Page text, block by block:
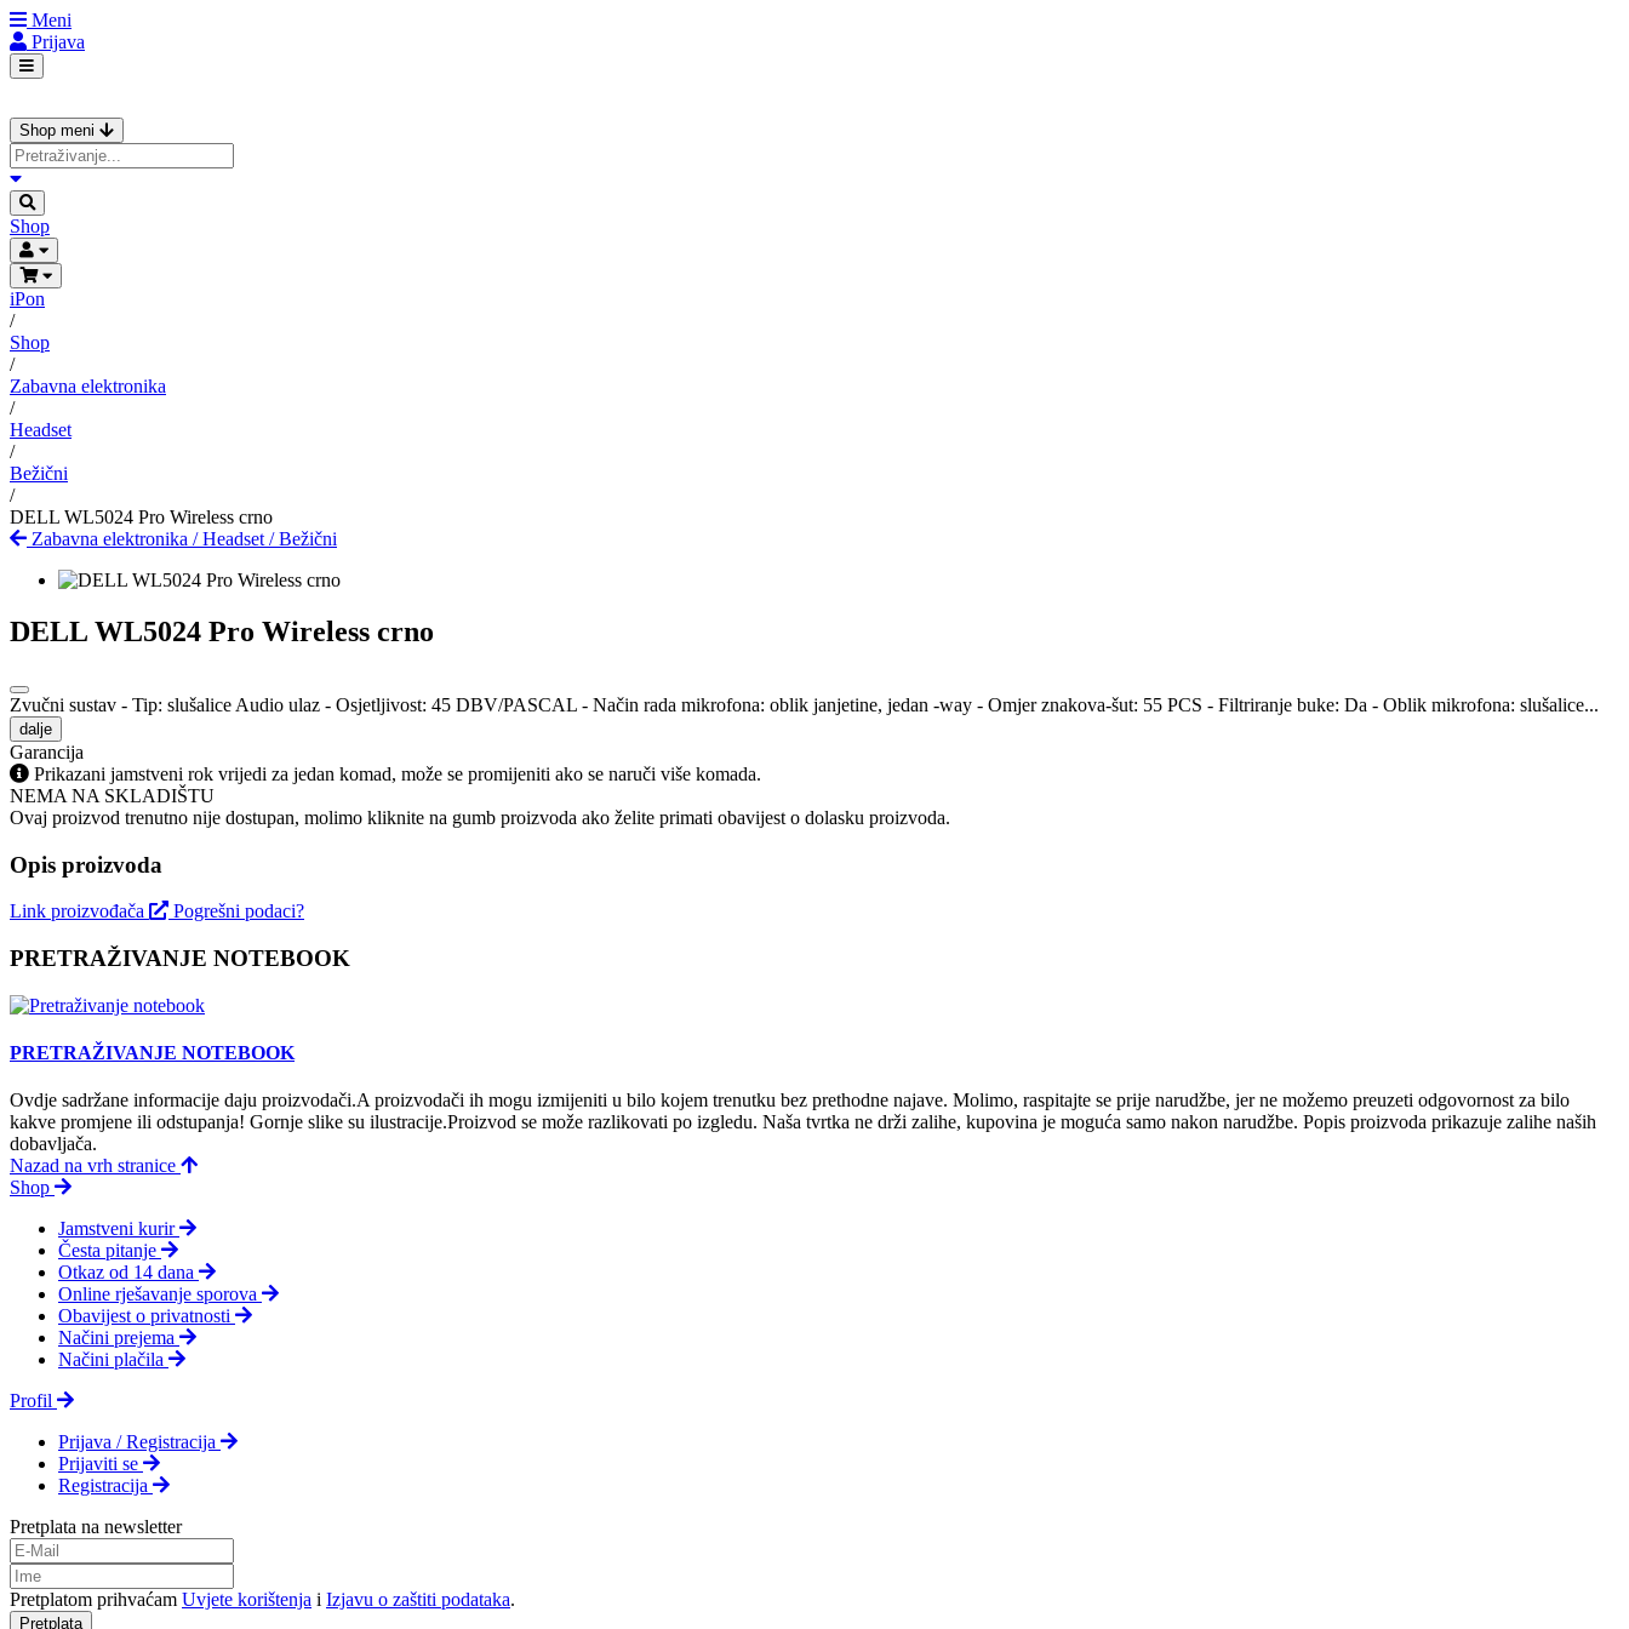
Meni
Prijava
Shop meni
Shop
iPon
/
Shop
/
Zabavna elektronika
/
Headset
/
Bežični
/
DELL WL5024 Pro Wireless crno
Zabavna elektronika /Headset /Bežični
DELL WL5024 Pro Wireless crno
Zvučni sustav - Tip: slušalice Audio ulaz - Osjetljivost: 45 DBV/PASCAL - Način rada mikrofona: oblik janjetine, jedan -way - Omjer znakova-šut: 55 PCS - Filtriranje buke: Da - Oblik mikrofona: slušalice...
dalje
Garancija
Prikazani jamstveni rok vrijedi za jedan komad, može se promijeniti ako se naruči više komada.
NEMA NA SKLADIŠTU
Ovaj proizvod trenutno nije dostupan, molimo kliknite na gumb proizvoda ako želite primati obavijest o dolasku proizvoda.
Opis proizvoda
Link proizvođača Pogrešni podaci?
PRETRAŽIVANJE NOTEBOOK
PRETRAŽIVANJE NOTEBOOK
Ovdje sadržane informacije daju proizvodači.A proizvodači ih mogu izmijeniti u bilo kojem trenutku bez prethodne najave. Molimo, raspitajte se prije narudžbe, jer ne možemo preuzeti odgovornost za bilo
kakve promjene ili odstupanja! Gornje slike su ilustracije.Proizvod se može razlikovati po izgledu. Naša tvrtka ne drži zalihe, kupovina je moguća samo nakon narudžbe. Popis proizvoda prikazuje zalihe naših
dobavljača.
Nazad na vrh stranice
Shop
Jamstveni kurir
Česta pitanje
Otkaz od 14 dana
Online rješavanje sporova
Obavijest o privatnosti
Načini prejema
Načini plačila
Profil
Prijava / Registracija
Prijaviti se
Registracija
Pretplata na newsletter
Pretplatom prihvaćam Uvjete korištenja i Izjavu o zaštiti podataka.
Pretplata